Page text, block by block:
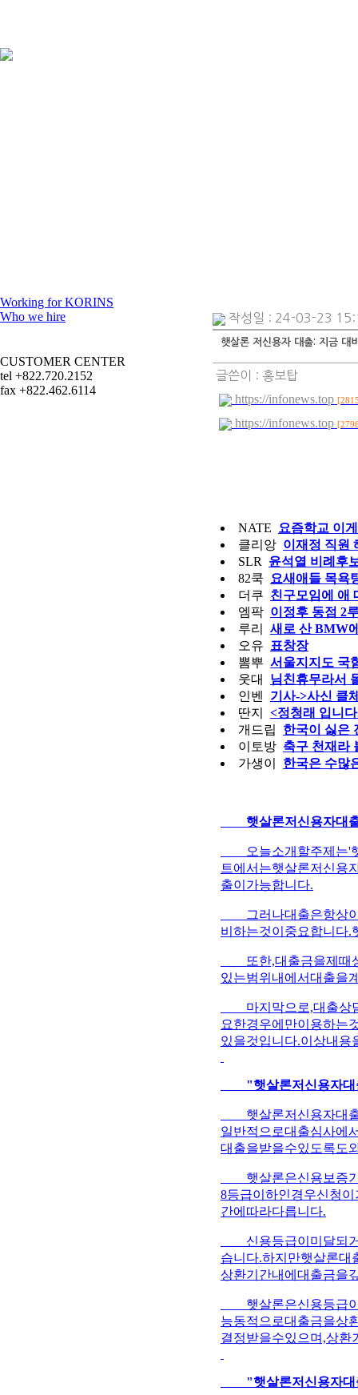
Working for KORINS
Who we hire
CUSTOMER CENTER
tel +822.720.2152
fax +822.462.6114
작성일 : 24-03-23
햇살론 저신용자 대출: 지금 대
글쓴이 : 홍보탑
https://infonews.top
https://infonews.top
NATE
요즘학교 이
클리앙 이재정 직원
SLR 윤석열 비례후
82쿡
요새애들 목욕
더쿠 친구모임에 애
엠팍 이정후 동점 2
루리 새로 산 BMW
오유
표창장
뽐뿌 서울지지도 국
웃대 님친휴무라서
인벤 기사->사신 클
딴지 <정청래 입니
개드립 한국이 싫은
이토방 축구 천재라
가생이 한국은 수많
햇살론저신용자대
오늘소개할주제는'햇
트에서는햇살론저신용
출이가능합니다.
그러나대출은항상이
비하는것이중요합니다.
또한,대출금을제때상
있는범위내에서대출을
마지막으로,대출상담
요한경우에만이용하는
있을것입니다.이상내용
"햇살론저신용자
햇살론저신용자대출
일반적으로대출심사에
대출을받을수있도록도
햇살론은신용보증기
8등급이하인경우신청
간에따라다릅니다.
신용등급이미달되거
습니다.하지만햇살론대
상환기간내에대출금을
햇살론은신용등급이
능동적으로대출금을상
결정받을수있으며,상환
"햇살론저신용자대